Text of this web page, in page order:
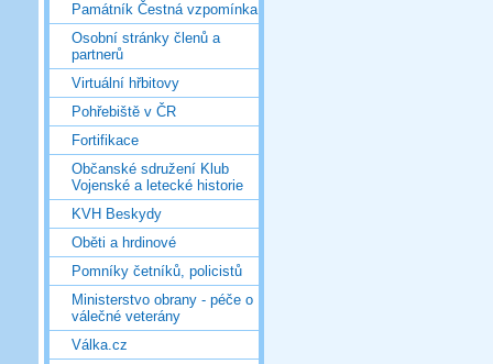
Památník Čestná vzpomínka
Osobní stránky členů a
partnerů
Virtuální hřbitovy
Pohřebiště v ČR
Fortifikace
Občanské sdružení Klub
Vojenské a letecké historie
KVH Beskydy
Oběti a hrdinové
Pomníky četníků, policistů
Ministerstvo obrany - péče o
válečné veterány
Válka.cz